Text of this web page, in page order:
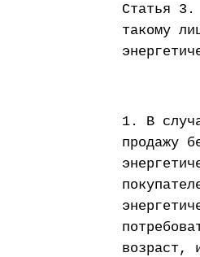
Статья 3.
такому
1. В
продажу
возраст,